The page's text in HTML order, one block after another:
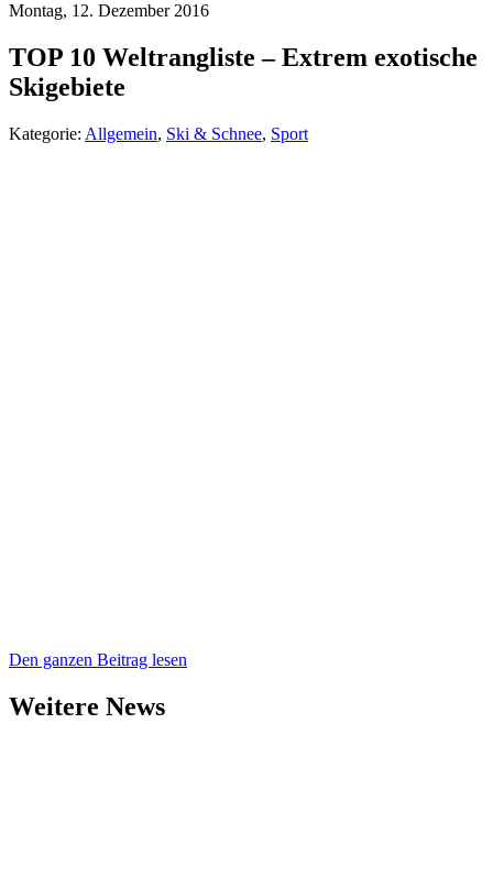
Montag, 12. Dezember 2016
TOP 10 Weltrangliste – Extrem exotische
Skigebiete
Kategorie: Allgemein, Ski & Schnee, Sport
Den ganzen Beitrag lesen
Weitere News